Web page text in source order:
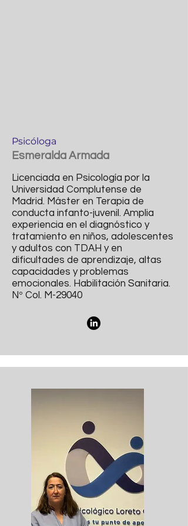
Psicóloga
Esmeralda Armada
Licenciada en Psicología por la
Universidad Complutense de
Madrid. Máster en Terapia de
conducta infanto-juvenil. Amplia
experiencia en el diagnóstico y
tratamiento en niños, adolescentes
y adultos con TDAH y en
dificultades de aprendizaje, altas
capacidades y problemas
emocionales. Habilitación Sanitaria.
Nº Col. M-29040